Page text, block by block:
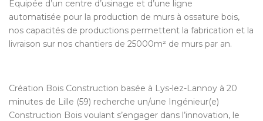
Equipée d’un centre d’usinage et d’une ligne
automatisée pour la production de murs à ossature bois,
nos capacités de productions permettent la fabrication et la
livraison sur nos chantiers de 25000m² de murs par an.
Création Bois Construction basée à Lys-lez-Lannoy à 20
minutes de Lille (59) recherche un/une Ingénieur(e)
Construction Bois voulant s’engager dans l’innovation, le